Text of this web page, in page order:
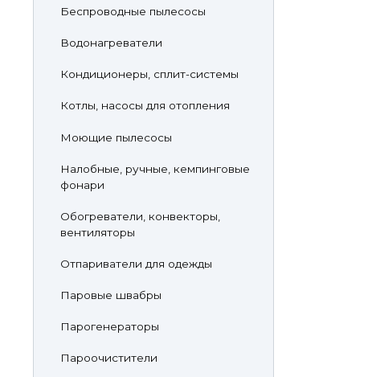
Беспроводные пылесосы
Водонагреватели
Кондиционеры, сплит-системы
Котлы, насосы для отопления
Моющие пылесосы
Налобные, ручные, кемпинговые
фонари
Обогреватели, конвекторы,
вентиляторы
Отпариватели для одежды
Паровые швабры
Парогенераторы
Пароочистители